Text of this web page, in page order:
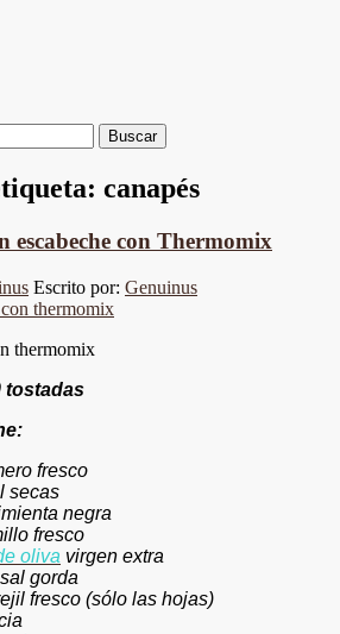
canapés
escabeche con Thermomix
Escrito por: Genuinus
thermomix
tostadas
fresco
secas
negra
fresco
oliva virgen extra
gorda
fresco (sólo las hojas)